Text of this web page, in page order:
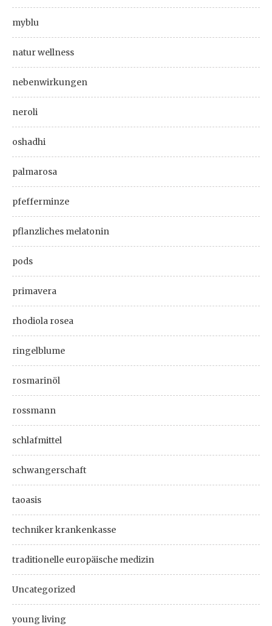
myblu
natur wellness
nebenwirkungen
neroli
oshadhi
palmarosa
pfefferminze
pflanzliches melatonin
pods
primavera
rhodiola rosea
ringelblume
rosmarinöl
rossmann
schlafmittel
schwangerschaft
taoasis
techniker krankenkasse
traditionelle europäische medizin
Uncategorized
young living